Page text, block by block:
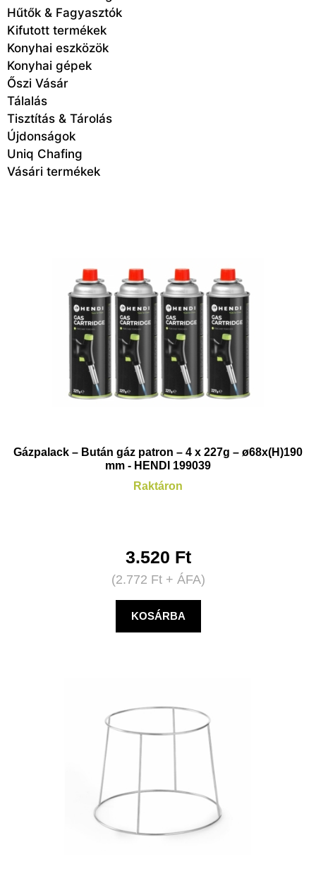
Hűtők & Fagyasztók
Kifutott termékek
Konyhai eszközök
Konyhai gépek
Őszi Vásár
Tálalás
Tisztítás & Tárolás
Újdonságok
Uniq Chafing
Vásári termékek
Gázpalack – Bután gáz patron – 4 x 227g – ø68x(H)190
mm - HENDI 199039
Raktáron
3.520 Ft
(2.772 Ft+ ÁFA)
KOSÁRBA